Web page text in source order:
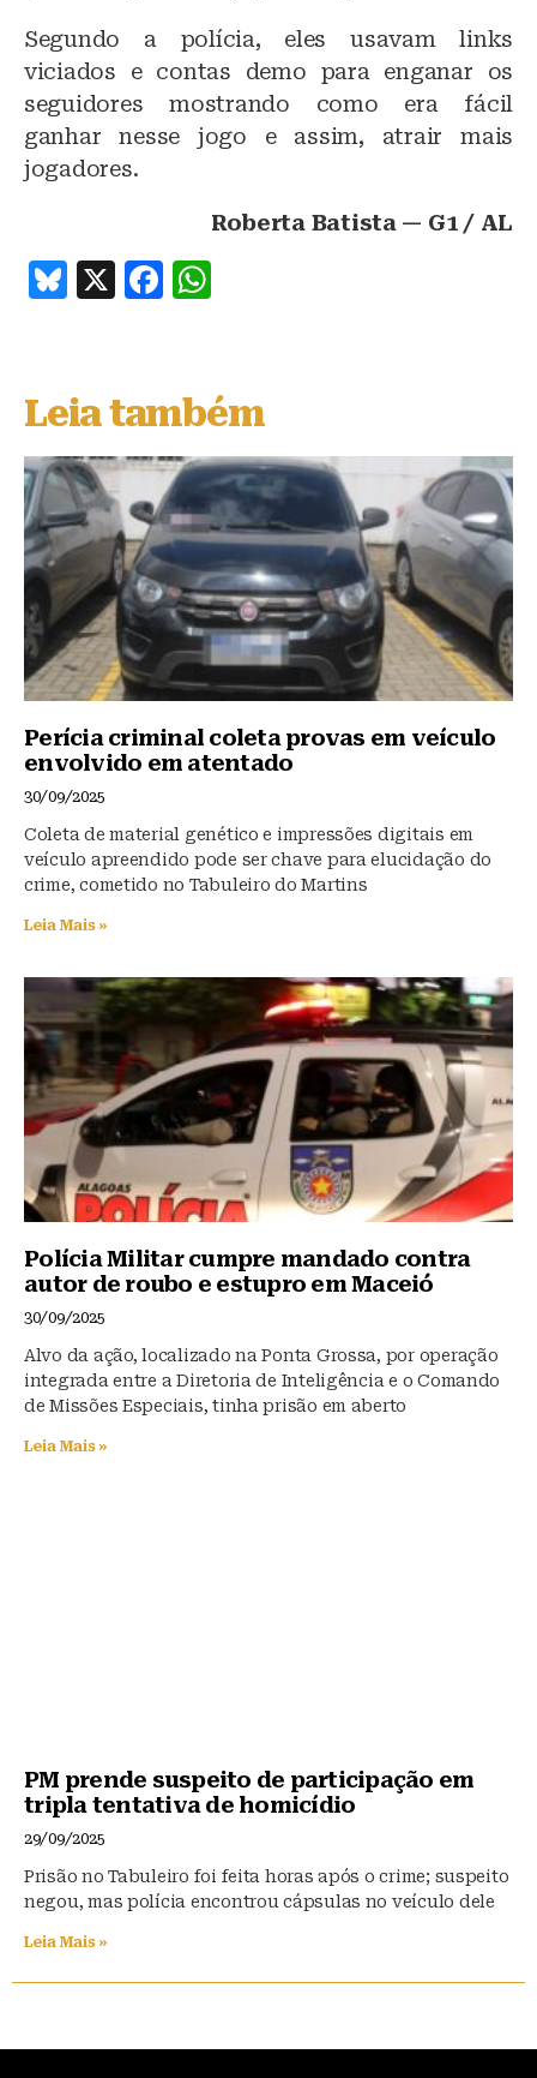
Segundo a polícia, eles usavam links
viciados e contas demo para enganar os
seguidores mostrando como era fácil
ganhar nesse jogo e assim, atrair mais
jogadores.
Roberta Batista — G1 / AL
B
s
k
y
X
F
e
b
o
o
k
s
A
p
p
Leia também
Perícia criminal coleta provas em veículo
envolvido em atentado
30/09/2025
Coleta de material genético e impressões digitais em
veículo apreendido pode ser chave para elucidação do
crime, cometido no Tabuleiro do Martins
Leia Mais »
Polícia Militar cumpre mandado contra
autor de roubo e estupro em Maceió
30/09/2025
Alvo da ação, localizado na Ponta Grossa, por operação
integrada entre a Diretoria de Inteligência e o Comando
de Missões Especiais, tinha prisão em aberto
Leia Mais »
PM prende suspeito de participação em
tripla tentativa de homicídio
29/09/2025
Prisão no Tabuleiro foi feita horas após o crime; suspeito
negou, mas polícia encontrou cápsulas no veículo dele
Leia Mais »